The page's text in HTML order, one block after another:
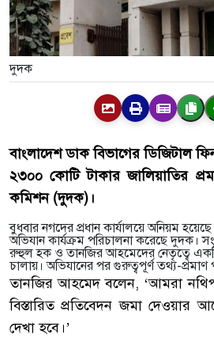
দুদক
বাংলাদেশ ডাক বিভাগের ডিজিটাল
২৩০০ কোটি টাকার জালিয়াতির
কমিশন (দুদক)।
বুধবার নগদের প্রধান কার্যালয়ে অনিয়ম
অভিযান কার্যক্রম পরিচালনা করেছে দুদক।
রুহুল হক ও তানজির আহমেদের নেতৃত্বে একটি
চালায়। অভিযানের পর গুরুত্বপূর্ণ তথ্য-প্রমাণ
তানজির আহমেদ বলেন, ‘আমরা
বিস্তারিত প্রতিবেদন জমা দেওয়ার
দেখা হবে।’